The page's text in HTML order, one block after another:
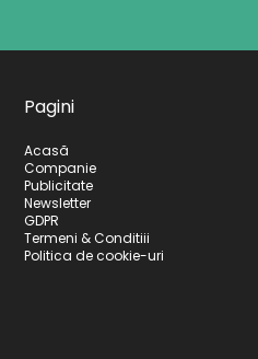
Pagini
Acasă
Companie
Publicitate
Newsletter
GDPR
Termeni & Conditiii
Politica de cookie-uri